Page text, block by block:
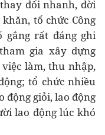
đổi nhanh, đời
tổ chức Công
gắng rất đáng ghi
gia xây dựng
làm, thu nhập,
tổ chức nhiều
động giỏi, lao động
lao động lúc khó